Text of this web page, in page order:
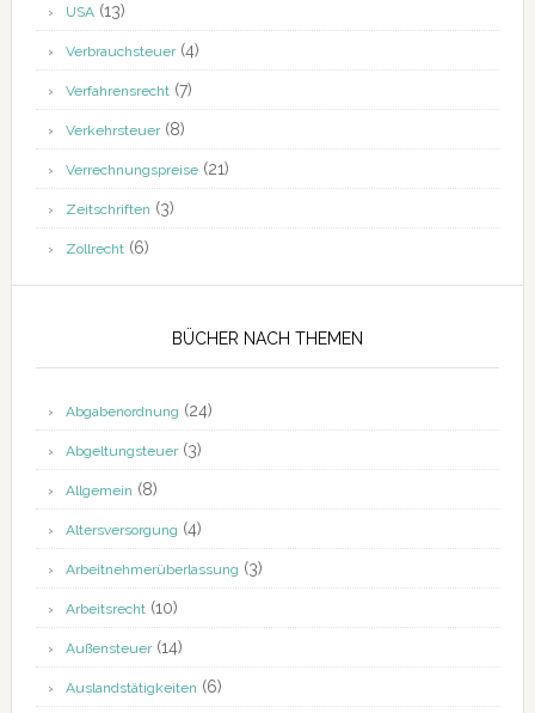
USA(13)
Verbrauchsteuer(4)
Verfahrensrecht(7)
Verkehrsteuer(8)
Verrechnungspreise(21)
Zeitschriften (3)
Zollrecht(6)
BÜCHER NACH THEMEN
Abgabenordnung (24)
Abgeltungsteuer(3)
Allgemein (8)
Altersversorgung (4)
Arbeitnehmerüberlassung (3)
Arbeitsrecht(10)
Außensteuer(14)
Auslandstätigkeiten (6)